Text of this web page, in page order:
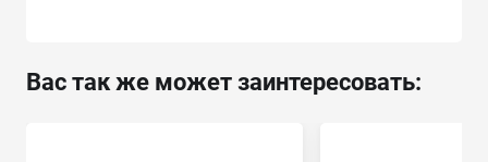
Вас так же может заинтересовать: